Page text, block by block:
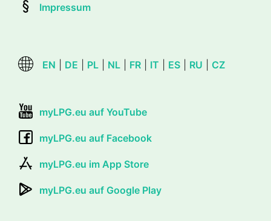
Impressum
EN DE PL NL FR IT ES RU CZ
myLPG.eu auf YouTube
myLPG.eu auf Facebook
myLPG.eu im App Store
myLPG.eu auf Google Play